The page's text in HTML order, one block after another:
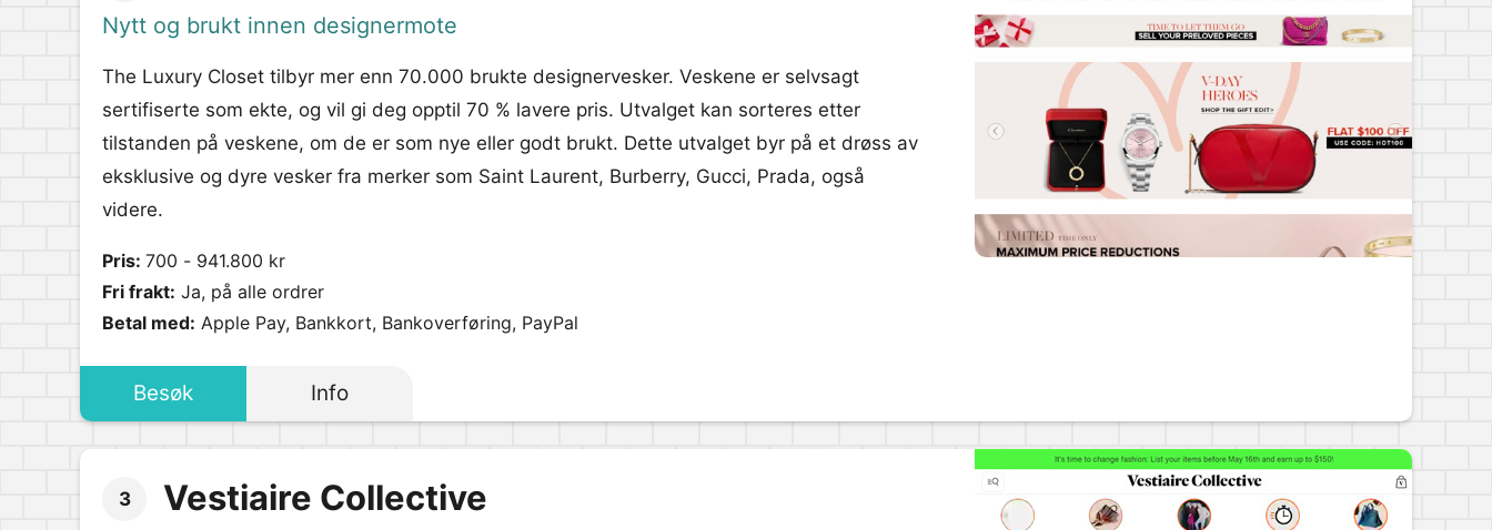
Nytt og brukt innen designermote
The Luxury Closet tilbyr mer enn 70.000 brukte designervesker. Veskene er selvsagt
sertifiserte som ekte, og vil gi deg opptil 70 % lavere pris. Utvalget kan sorteres etter
tilstanden på veskene, om de er som nye eller godt brukt. Dette utvalget byr på et drøss av
eksklusive og dyre vesker fra merker som Saint Laurent, Burberry, Gucci, Prada, også
videre.
Pris: 700 - 941.800 kr
Fri frakt: Ja, på alle ordrer
Betal med: Apple Pay, Bankkort, Bankoverføring, PayPal
Besøk Info
3 Vestiaire Collective